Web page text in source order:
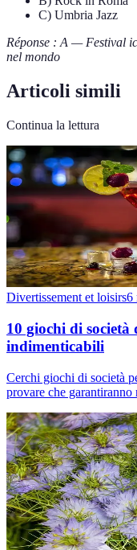
C) Umbria Jazz
Réponse : A — Festival
nel mondo
Articoli simili
Continua la lettura
Divertissement et loisirs6
10 giochi di società
indimenticabili
Cerchi giochi di società
provare che